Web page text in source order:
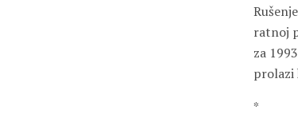
ratnoj
za
prolazi
*